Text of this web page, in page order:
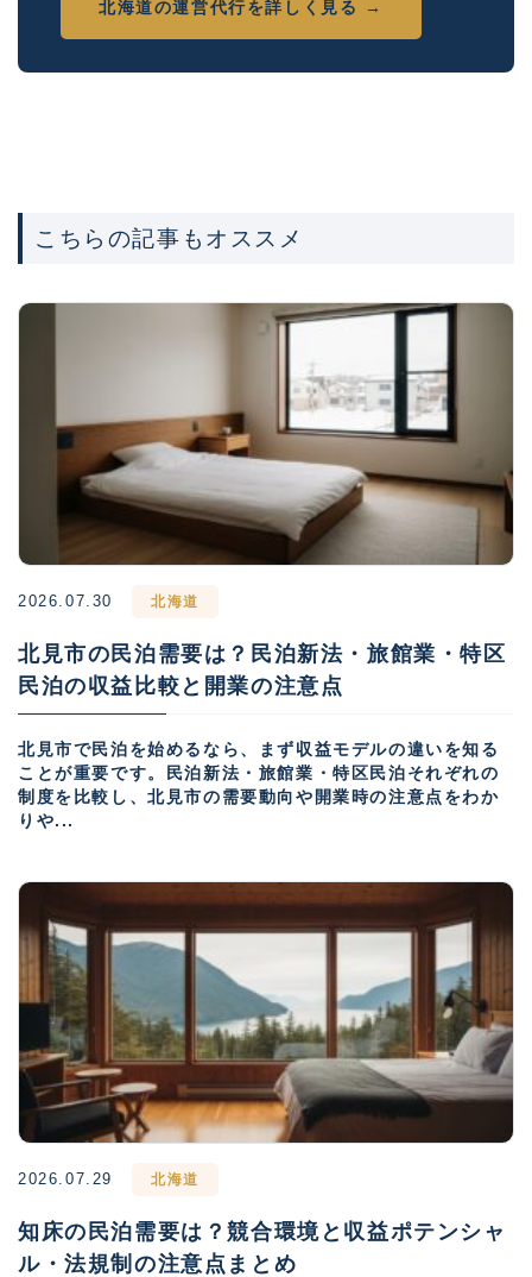
北海道の運営代行を詳しく見る →
こちらの記事もオススメ
2026.07.30 北海道
北見市の民泊需要は？民泊新法・旅館業・特区
民泊の収益比較と開業の注意点
北見市で民泊を始めるなら、まず収益モデルの違いを知る
ことが重要です。民泊新法・旅館業・特区民泊それぞれの
制度を比較し、北見市の需要動向や開業時の注意点をわか
りや...
2026.07.29 北海道
知床の民泊需要は？競合環境と収益ポテンシャ
ル・法規制の注意点まとめ